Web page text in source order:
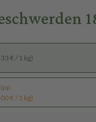
€ / 1 kg)
€ / 1 kg)